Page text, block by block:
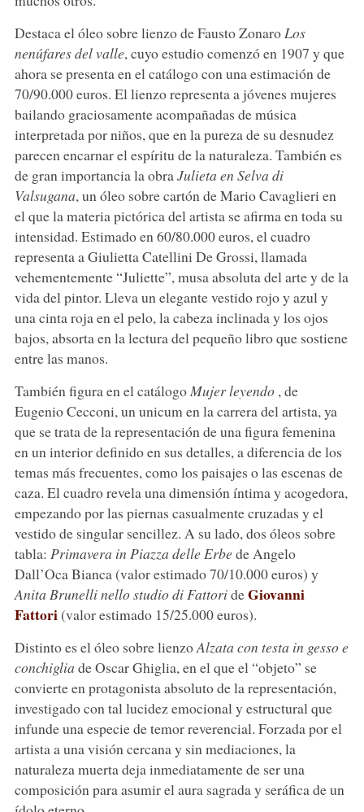
Destaca el óleo sobre lienzo de Fausto Zonaro Los
nenúfares del valle, cuyo estudio comenzó en 1907 y que
ahora se presenta en el catálogo con una estimación de
70/90.000 euros. El lienzo representa a jóvenes mujeres
bailando graciosamente acompañadas de música
interpretada por niños, que en la pureza de su desnudez
parecen encarnar el espíritu de la naturaleza. También es
de gran importancia la obra Julieta en Selva di
Valsugana, un óleo sobre cartón de Mario Cavaglieri en
el que la materia pictórica del artista se afirma en toda su
intensidad. Estimado en 60/80.000 euros, el cuadro
representa a Giulietta Catellini De Grossi, llamada
vehementemente “Juliette”, musa absoluta del arte y de la
vida del pintor. Lleva un elegante vestido rojo y azul y
una cinta roja en el pelo, la cabeza inclinada y los ojos
bajos, absorta en la lectura del pequeño libro que sostiene
entre las manos.
También figura en el catálogo Mujer leyendo , de
Eugenio Cecconi, un unicum en la carrera del artista, ya
que se trata de la representación de una figura femenina
en un interior definido en sus detalles, a diferencia de los
temas más frecuentes, como los paisajes o las escenas de
caza. El cuadro revela una dimensión íntima y acogedora,
empezando por las piernas casualmente cruzadas y el
vestido de singular sencillez. A su lado, dos óleos sobre
tabla: Primavera in Piazza delle Erbede Angelo
Dall’Oca Bianca (valor estimado 70/10.000 euros) y
Anita Brunelli nello studio di FattorideGiovanni
Fattori(valor estimado 15/25.000 euros).
Distinto es el óleo sobre lienzoAlzata con testa in gesso e
conchiglia de Oscar Ghiglia, en el que el “objeto” se
convierte en protagonista absoluto de la representación,
investigado con tal lucidez emocional y estructural que
infunde una especie de temor reverencial. Forzada por el
artista a una visión cercana y sin mediaciones, la
naturaleza muerta deja inmediatamente de ser una
composición para asumir el aura sagrada y seráfica de un